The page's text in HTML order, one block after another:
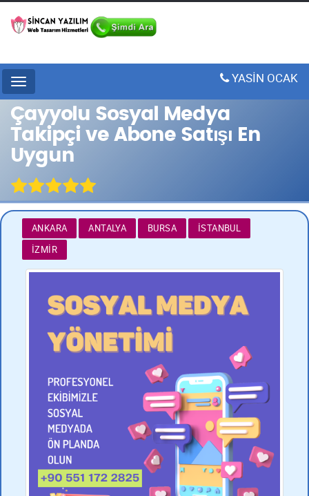
Menu YASİN OCAK
Çayyolu Sosyal Medya
Takipçi ve Abone Satışı En
Uygun
ANKARA ANTALYA BURSA
İSTANBUL
İZMIR